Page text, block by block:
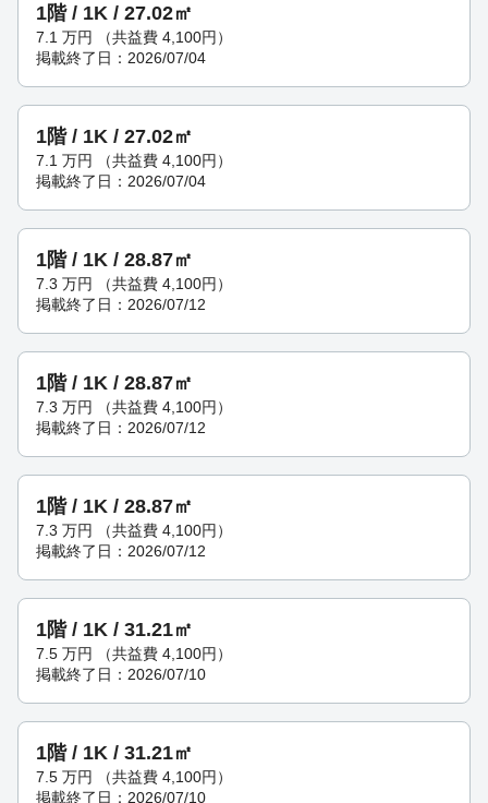
1階 / 1K / 27.02㎡
7.1 万円 （共益費 4,100円）
掲載終了日：2026/07/04
1階 / 1K / 27.02㎡
7.1 万円 （共益費 4,100円）
掲載終了日：2026/07/04
1階 / 1K / 28.87㎡
7.3 万円 （共益費 4,100円）
掲載終了日：2026/07/12
1階 / 1K / 28.87㎡
7.3 万円 （共益費 4,100円）
掲載終了日：2026/07/12
1階 / 1K / 28.87㎡
7.3 万円 （共益費 4,100円）
掲載終了日：2026/07/12
1階 / 1K / 31.21㎡
7.5 万円 （共益費 4,100円）
掲載終了日：2026/07/10
1階 / 1K / 31.21㎡
7.5 万円 （共益費 4,100円）
掲載終了日：2026/07/10